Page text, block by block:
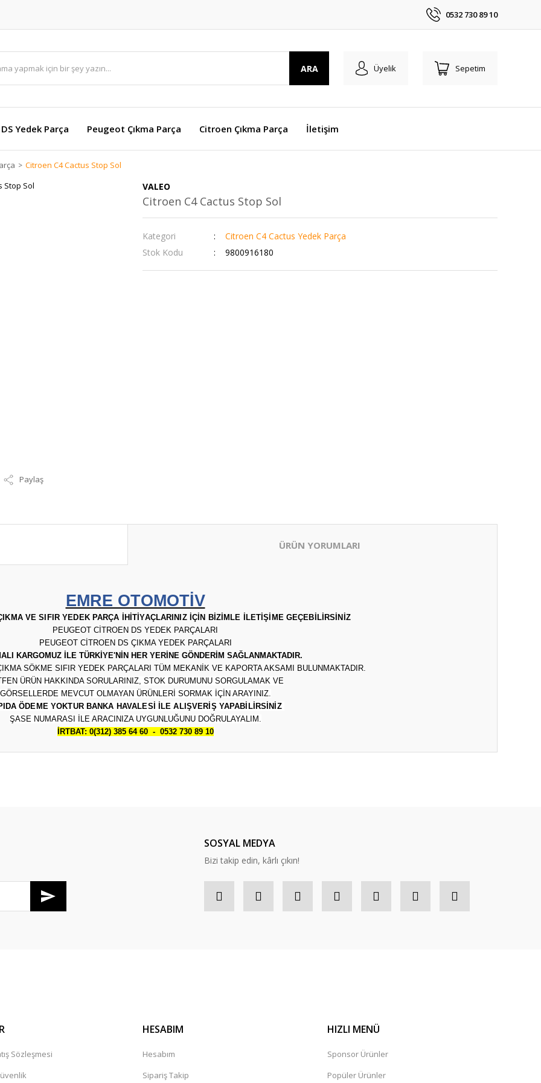
0532 730 89 10
ARA Üyelik Sepetim
DS Yedek Parça Peugeot Çıkma Parça Citroen Çıkma Parça İletişim
Citroen C4 Cactus Stop Sol
Paylaş
VALEO
Citroen C4 Cactus Stop Sol
Kategori
Citroen C4 Cactus Yedek Parça
Stok Kodu
9800916180
ÜRÜN YORUMLARI
EMRE OTOMOTİV
VE SIFIR YEDEK PARÇA İHİTİYAÇLARINIZ İÇİN BİZİMLE İLETİŞİME GEÇEBİLİRSİNİZ
PEUGEOT CİTROEN DS YEDEK PARÇALARI
PEUGEOT CİTROEN DS ÇIKMA YEDEK PARÇALARI
KARGOMUZ İLE TÜRKİYE'NİN HER YERİNE GÖNDERİM SAĞLANMAKTADIR.
SÖKME SIFIR YEDEK PARÇALARI TÜM MEKANİK VE KAPORTA AKSAMI BULUNMAKTADIR.
ÜRÜN HAKKINDA SORULARINIZ, STOK DURUMUNU SORGULAMAK VE
GÖRSELLERDE MEVCUT OLMAYAN ÜRÜNLERİ SORMAK İÇİN ARAYINIZ.
ÖDEME YOKTUR BANKA HAVALESİ İLE ALIŞVERİŞ YAPABİLİRSİNİZ
ŞASE NUMARASI İLE ARACINIZA UYGUNLUĞUNU DOĞRULAYALIM.
İRTBAT: 0(312) 385 64 60 - 0532 730 89 10
SOSYAL MEDYA
Bizi takip edin, kârlı çıkın!
Sözleşmesi
HESABIM
Hesabım
Sipariş Takip
HIZLI MENÜ
Sponsor Ürünler
Popüler Ürünler